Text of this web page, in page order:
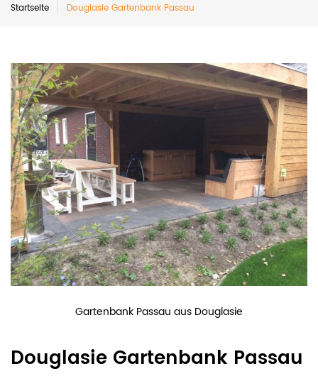
Startseite Douglasie Gartenbank Passau
Douglasie Gartenbank Passau
Gartenbank Passau aus Douglasie